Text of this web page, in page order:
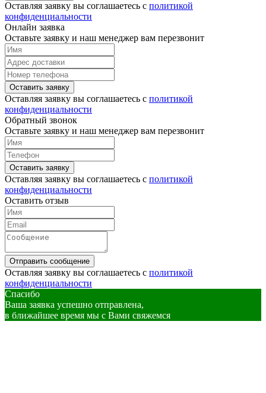
Оставляя заявку вы соглашаетесь с политикой
конфиденциальности
Онлайн заявка
Оставьте заявку и наш менеджер вам перезвонит
Оставить заявку
Оставляя заявку вы соглашаетесь с политикой
конфиденциальности
Обратный звонок
Оставьте заявку и наш менеджер вам перезвонит
Оставить заявку
Оставляя заявку вы соглашаетесь с политикой
конфиденциальности
Оставить отзыв
Отправить сообщение
Оставляя заявку вы соглашаетесь с политикой
конфиденциальности
Спасибо
Ваша заявка успешно отправлена,
в ближайшее время мы с Вами свяжемся